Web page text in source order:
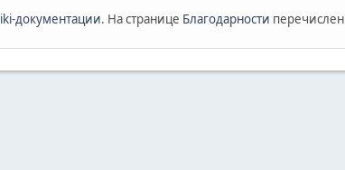
документации. На странице Благодарности